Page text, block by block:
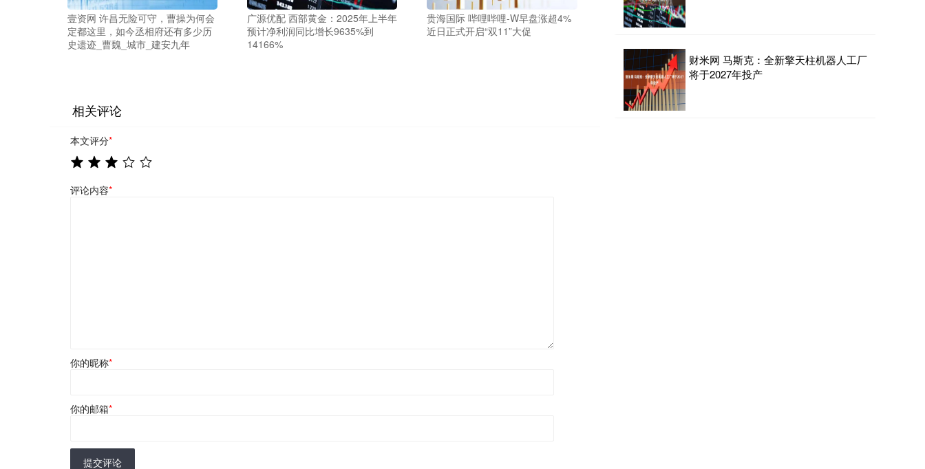
壹资网 许昌无险可守，曹操为何会
定都这里，如今丞相府还有多少历
史遗迹_曹魏_城市_建安九年
广源优配 西部黄金：2025年上半年
预计净利润同比增长9635%到
14166%
贵海国际 哔哩哔哩-W早盘涨超4%
近日正式开启“双11”大促
相关评论
本文评分*
评论内容*
你的昵称*
你的邮箱*
提交评论
财米网 马斯克：全新擎天柱机器人工厂
将于2027年投产